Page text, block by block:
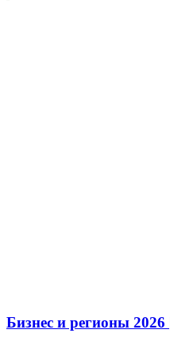
Бизнес и регионы